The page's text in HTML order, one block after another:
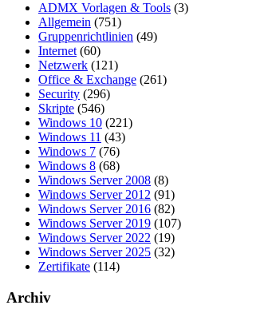
ADMX Vorlagen & Tools (3)
Allgemein (751)
Gruppenrichtlinien (49)
Internet(60)
Netzwerk (121)
Office & Exchange (261)
Security (296)
Skripte (546)
Windows 10 (221)
Windows 11 (43)
Windows 7 (76)
Windows 8 (68)
Windows Server 2008 (8)
Windows Server 2012 (91)
Windows Server 2016 (82)
Windows Server 2019 (107)
Windows Server 2022 (19)
Windows Server 2025 (32)
Zertifikate (114)
Archiv